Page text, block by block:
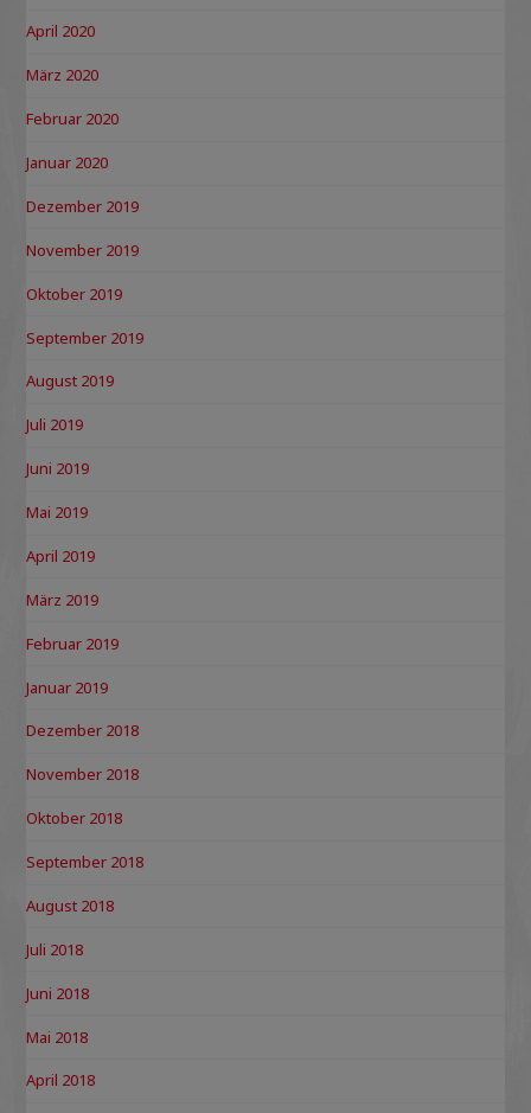
April 2020
März 2020
Februar 2020
Januar 2020
Dezember 2019
November 2019
Oktober 2019
September 2019
August 2019
Juli 2019
Juni 2019
Mai 2019
April 2019
März 2019
Februar 2019
Januar 2019
Dezember 2018
November 2018
Oktober 2018
September 2018
August 2018
Juli 2018
Juni 2018
Mai 2018
April 2018